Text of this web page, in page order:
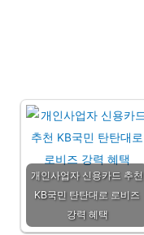
개인사업자 신용카드 추천
KB국민 탄탄대로 로비즈
강력 혜택